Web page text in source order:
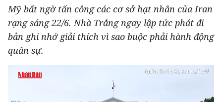
XÃ HỘI
PHÁP LUẬT
Mỹ bất ngờ tấn công các cơ sở hạt nhân của Iran
rạng sáng 22/6. Nhà Trắng ngay lập tức phát đi
bản ghi nhớ giải thích vì sao buộc phải hành động
quân sự.